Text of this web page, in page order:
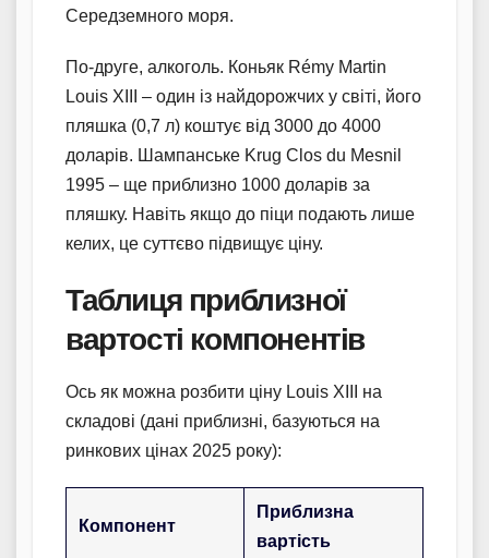
Середземного моря.
По-друге, алкоголь. Коньяк Rémy Martin
Louis XIII – один із найдорожчих у світі, його
пляшка (0,7 л) коштує від 3000 до 4000
доларів. Шампанське Krug Clos du Mesnil
1995 – ще приблизно 1000 доларів за
пляшку. Навіть якщо до піци подають лише
келих, це суттєво підвищує ціну.
Таблиця приблизної
вартості компонентів
Ось як можна розбити ціну Louis XIII на
складові (дані приблизні, базуються на
ринкових цінах 2025 року):
Компонент
Приблизна
вартість